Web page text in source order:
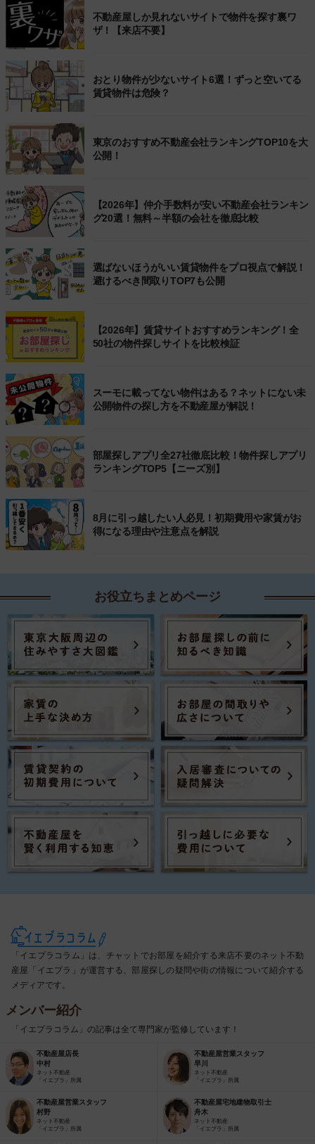
不動産屋しか見れないサイトで物件を探す裏ワ
ザ！【来店不要】
おとり物件が少ないサイト6選！ずっと空いてる
賃貸物件は危険？
東京のおすすめ不動産会社ランキングTOP10を大
公開！
【2026年】仲介手数料が安い不動産会社ランキン
グ20選！無料～半額の会社を徹底比較
選ばないほうがいい賃貸物件をプロ視点で解説！
避けるべき間取りTOP7も公開
【2026年】賃貸サイトおすすめランキング！全
50社の物件探しサイトを比較検証
スーモに載ってない物件はある？ネットにない未
公開物件の探し方を不動産屋が解説！
部屋探しアプリ全27社徹底比較！物件探しアプリ
ランキングTOP5【ニーズ別】
8月に引っ越したい人必見！初期費用や家賃がお
得になる理由や注意点を解説
お役立ちまとめページ
「イエプラコラム」は、チャットでお部屋を紹介する来店不要のネット不動
産屋「イエプラ」が運営する、部屋探しの疑問や街の情報について紹介する
メディアです。
メンバー紹介
「イエプラコラム」の記事は全て専門家が監修しています！
不動産屋店長
中村
ネット不動産
「イエプラ」所属
不動産屋営業スタッフ
早川
ネット不動産
「イエプラ」所属
不動産屋営業スタッフ
村野
ネット不動産
「イエプラ」所属
不動産屋宅地建物取引士
舟木
ネット不動産
「イエプラ」所属